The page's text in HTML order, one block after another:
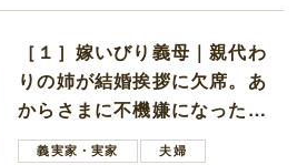
［１］嫁いびり義母｜親代わ
りの姉が結婚挨拶に欠席。あ
からさまに不機嫌になった義
母義実家・実家
夫婦